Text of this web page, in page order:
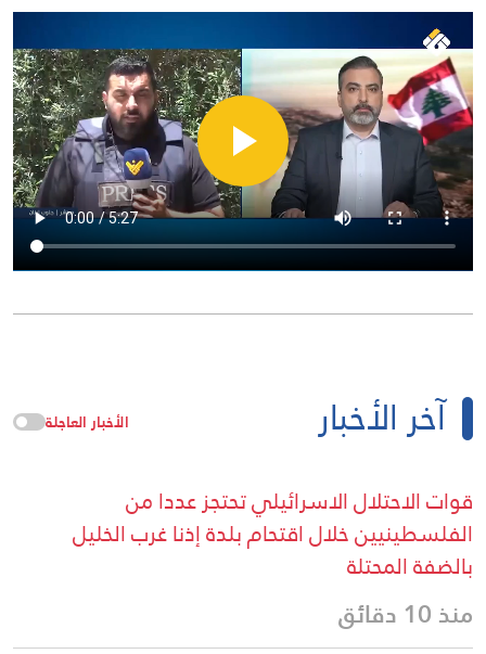
آخر الأخبار الأخبار العاجلة
قوات الاحتلال الاسرائيلي تحتجز عددا من
الفلسطينيين خلال اقتحام بلدة إذنا غرب الخليل
بالضفة المحتلة
منذ 10 دقائق